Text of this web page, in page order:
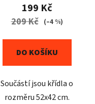
199 Kč
209 Kč (–4 %)
DO KOŠÍKU
Součástí jsou křídla o
rozměru 52x42 cm.